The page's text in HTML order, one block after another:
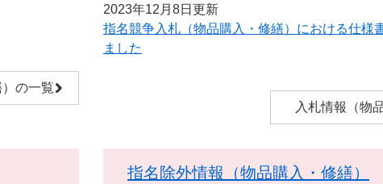
の一覧
2023年12月8日更新
指名競争入札（物品購入・修繕）における仕様
ました
入札情報（物
指名除外情報（物品購入・修繕）